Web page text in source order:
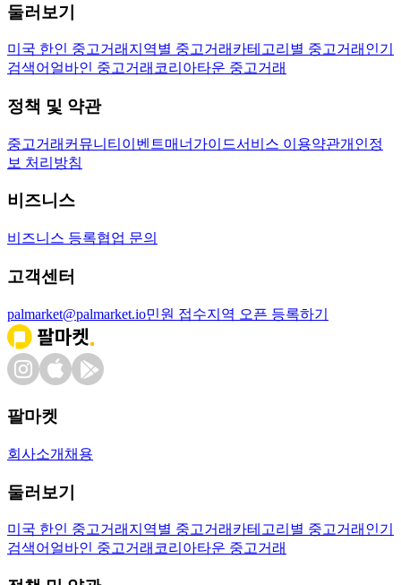
둘러보기
미국 한인 중고거래 지역별 중고거래 카테고리별 중고거래 인기
검색어 얼바인 중고거래 코리아타운 중고거래
정책 및 약관
중고거래 커뮤니티 이벤트매너가이드서비스 이용약관개인정
보 처리방침
비즈니스
비즈니스 등록협업 문의
고객센터
palmarket@palmarket.io민원 접수지역 오픈 등록하기
팔마켓
회사소개 채용
둘러보기
미국 한인 중고거래 지역별 중고거래 카테고리별 중고거래 인기
검색어 얼바인 중고거래 코리아타운 중고거래